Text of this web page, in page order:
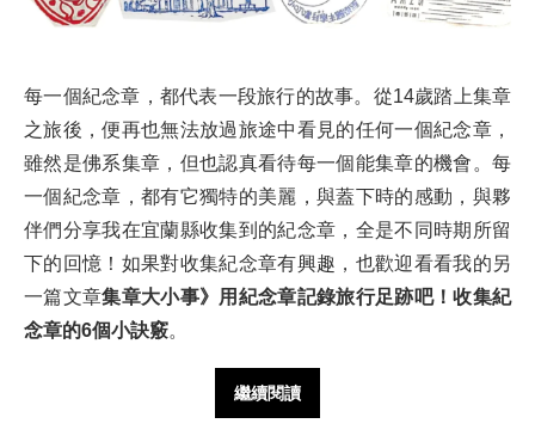
每一個紀念章，都代表一段旅行的故事。從14歲踏上集章
之旅後，便再也無法放過旅途中看見的任何一個紀念章，
雖然是佛系集章，但也認真看待每一個能集章的機會。每
一個紀念章，都有它獨特的美麗，與蓋下時的感動，與夥
伴們分享我在宜蘭縣收集到的紀念章，全是不同時期所留
下的回憶！如果對收集紀念章有興趣，也歡迎看看我的另
一篇文章集章大小事》用紀念章記錄旅行足跡吧！收集紀
念章的6個小訣竅。
繼續閱讀